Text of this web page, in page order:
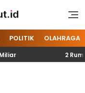
POLITIK OLAHRAGA
2 Rumah